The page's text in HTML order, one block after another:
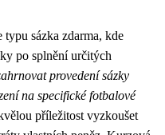
sázka zdarma, kde
po splnění určitých
provedení sázky
na specifické fotbalové
příležitost vyzkoušet